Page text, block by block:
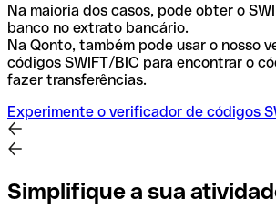
Na maioria dos casos, pode obter o
banco no extrato bancário.
Na Qonto, também pode usar o nosso
códigos SWIFT/BIC para encontrar o
fazer transferências.
Experimente o verificador de códigos
Simplifique a sua